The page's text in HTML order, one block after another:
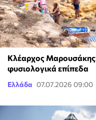
Κλέαρχος
φυσιολογικά επίπεδα
Ελλάδα 07.07.2026 09:00